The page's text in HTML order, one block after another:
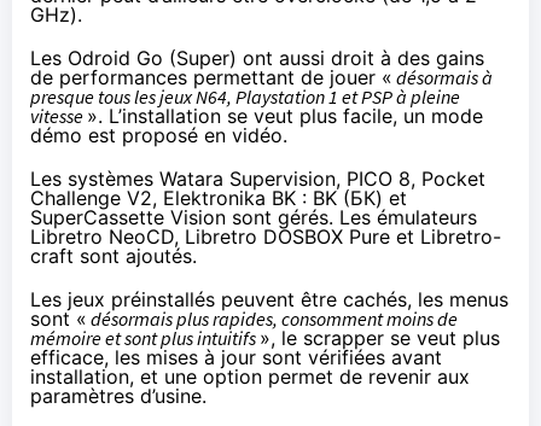
GHz).
Les Odroid Go (Super) ont aussi droit à des gains
de performances permettant de jouer « désormais à
presque tous les jeux N64, Playstation 1 et PSP à pleine
vitesse ». L’installation se veut plus facile, un mode
démo est proposé en vidéo.
Les systèmes Watara Supervision, PICO 8, Pocket
Challenge V2, Elektronika BK : BK (БК) et
SuperCassette Vision sont gérés. Les émulateurs
Libretro NeoCD, Libretro DOSBOX Pure et Libretro-
craft sont ajoutés.
Les jeux préinstallés peuvent être cachés, les menus
sont « désormais plus rapides, consomment moins de
mémoire et sont plus intuitifs », le scrapper se veut plus
efficace, les mises à jour sont vérifiées avant
installation, et une option permet de revenir aux
paramètres d’usine.